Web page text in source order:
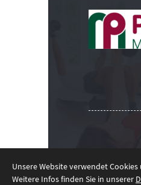
Unsere Website verwendet
Weitere Infos finden Sie in unserer